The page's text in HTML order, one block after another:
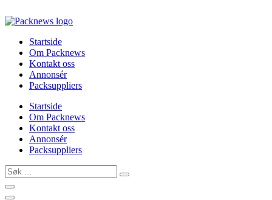
to
Startside
Om Packnews
Kontakt oss
Annonsér
Packsuppliers
Startside
Om Packnews
Kontakt oss
Annonsér
Packsuppliers
Søk
…